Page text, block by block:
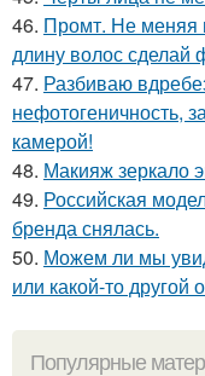
46. Промт. Не меняя
длину волос сделай
47. Разбиваю
нефотогеничность,
камерой!
48. Макияж зеркало
49. Российская
бренда снялась.
50. Можем ли мы
или какой-то
Популярные